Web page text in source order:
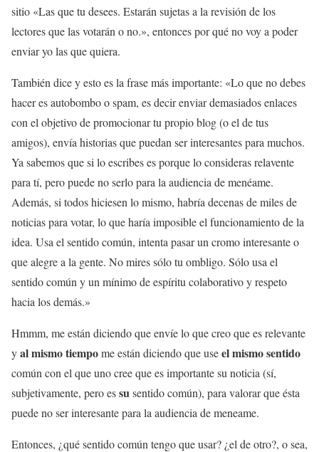
sitio «Las que tu desees. Estarán sujetas a la revisión de los
lectores que las votarán o no.», entonces por qué no voy a poder
enviar yo las que quiera.
También dice y esto es la frase más importante: «Lo que no debes
hacer es autobombo o spam, es decir enviar demasiados enlaces
con el objetivo de promocionar tu propio blog (o el de tus
amigos), envía historias que puedan ser interesantes para muchos.
Ya sabemos que si lo escribes es porque lo consideras relavente
para tí, pero puede no serlo para la audiencia de menéame.
Además, si todos hiciesen lo mismo, habría decenas de miles de
noticias para votar, lo que haría imposible el funcionamiento de la
idea. Usa el sentido común, intenta pasar un cromo interesante o
que alegre a la gente. No mires sólo tu ombligo. Sólo usa el
sentido común y un mínimo de espíritu colaborativo y respeto
hacia los demás.»
Hmmm, me están diciendo que envíe lo que creo que es relevante
yal mismo tiempome están diciendo que useel mismo sentido
común con el que uno cree que es importante su noticia (sí,
subjetivamente, pero essusentido común), para valorar que ésta
puede no ser interesante para la audiencia de meneame.
Entonces, ¿qué sentido común tengo que usar? ¿el de otro?, o sea,